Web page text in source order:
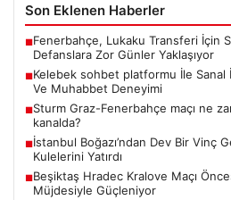
Son Eklenen Haberler
■Fenerbahçe, Lukaku Transferi İçin
Defanslara Zor Günler Yaklaşıyor
■Kelebek sohbet platformu İle Sanal
Ve Muhabbet Deneyimi
■Sturm Graz-Fenerbahçe maçı ne
kanalda?
■İstanbul Boğazı’ndan Dev Bir Vinç
Kulelerini Yatırdı
■Beşiktaş Hradec Kralove Maçı
Müjdesiyle Güçleniyor